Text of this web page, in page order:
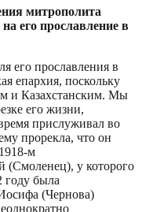
митрополита
его прославление в
его прославления в
епархия, поскольку
и Казахстанским. Мы
его жизни,
прислуживал во
прорекла, что он
м
(Смоленец), у которого
была
(Чернова)